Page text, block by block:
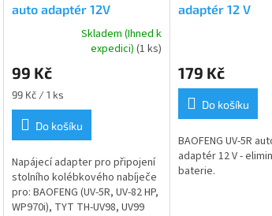
auto adaptér 12V
produktu
je
4,0
Skladem (Ihned k
expedici) (1 ks)
99 Kč
Měrná
cena:
99 Kč / 1 ks
Do košíku
Napájecí adapter pro připojení
stolního kolébkového nabíječe
pro: BAOFENG (UV-5R, UV-82 HP,
WP970i), TYT TH-UV98, UV99
adaptér 12 V
produktu
je
5,0
z
hvězdiček.
179 Kč
Do košíku
BAOFENG UV-5R
adaptér 12 V -
baterie.